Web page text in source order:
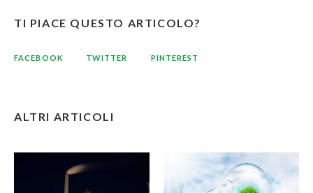
TI PIACE QUESTO ARTICOLO?
FACEBOOK TWITTER PINTEREST
ALTRI ARTICOLI